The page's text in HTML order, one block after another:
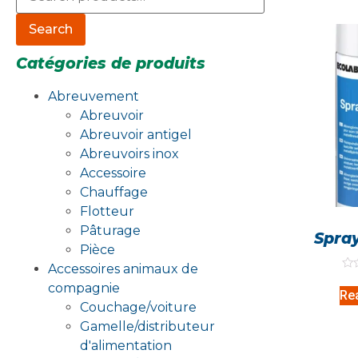
Search
Catégories de produits
Abreuvement
Abreuvoir
Abreuvoir antigel
Abreuvoirs inox
Accessoire
Chauffage
Flotteur
Pâturage
Pièce
Accessoires animaux de
compagnie
Couchage/voiture
Gamelle/distributeur
d'alimentation
0
out